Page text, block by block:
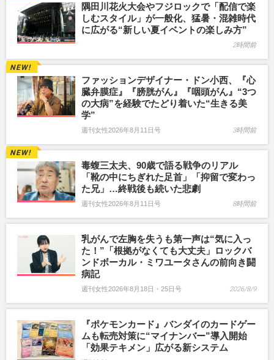
隅田川花火大会やフジロックで「配信で楽
しむスタイル」が一般化、猛暑・混雑時代
に広がる“新しい夏イベントの楽しみ方”
2時間前
ファッションデザイナー・ドン小西、『心
臓弁膜症』『膀胱がん』『咽頭がん』“3つ
の大病”を経験でたどり着いた“生きる美
学”
週刊女性2026年8月11日号 3時間前
毒蝮三太夫、90歳で語る戦争のリアル
「靴の中にちぎれた足首」「抑留で変わっ
た兄」…終戦後も続いた悲劇
週刊女性2026年8月11日号 8時間前
乳がんで左胸を失うも第一声は“気に入っ
た！”「根拠がなくても大丈夫」ロックバ
ンドボーカル・ミワユータさんの前向き闘
病記
週刊女性2026年8月18日・25日号 2026/8/9
『ポケモンカード』バンダイのカードゲー
ムも転売対策に“マイナンバー”導入開始
「効果テキメン」広がる新システム